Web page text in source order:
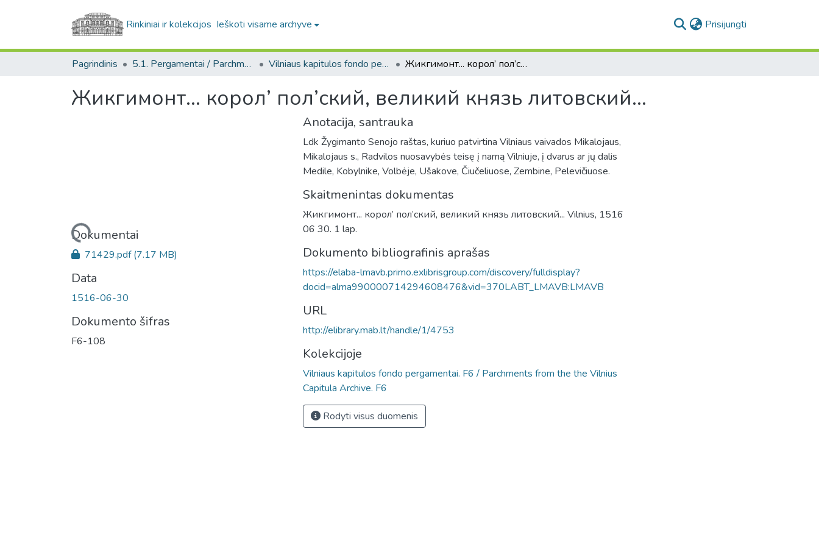
Rinkiniai ir kolekcijos Ieškoti visame archyve Prisijungti
Pagrindinis 5.1. Pergamentai / Parchments Vilniaus kapitulos fondo pergamentai. F6 / Parchments from the the Vilnius Capitula Archive. F6 Жикгимонт... корол’ пол’ский, великий князь литовский...
Жикгимонт... корол’ пол’ский, великий князь литовский...
Įkeliama...
Dokumentai
71429.pdf(7.17 MB)
Data
1516-06-30
Dokumento šifras
F6-108
Anotacija, santrauka
Ldk Žygimanto Senojo raštas, kuriuo patvirtina Vilniaus vaivados Mikalojaus,
Mikalojaus s., Radvilos nuosavybės teisę į namą Vilniuje, į dvarus ar jų dalis
Medile, Kobylnike, Volbėje, Ušakove, Čiučeliuose, Zembine, Pelevičiuose.
Skaitmenintas dokumentas
Жикгимонт... корол’ пол’ский, великий князь литовский... Vilnius, 1516
06 30. 1 lap.
Dokumento bibliografinis aprašas
https://elaba-lmavb.primo.exlibrisgroup.com/discovery/fulldisplay?
docid=alma990000714294608476&vid=370LABT_LMAVB:LMAVB
URL
http://elibrary.mab.lt/handle/1/4753
Kolekcijoje
Vilniaus kapitulos fondo pergamentai. F6 / Parchments from the the Vilnius
Capitula Archive. F6
Rodyti visus duomenis